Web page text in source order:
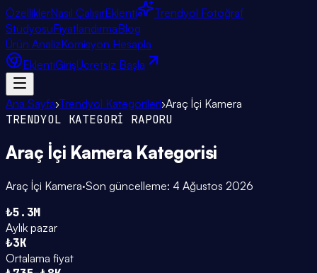
ÖzelliklerNasıl ÇalışırEklenti
Trendyol Fotoğraf
StüdyosuFiyatlandırmaBlog
Ürün AnalizKomisyon Hesapla
EklentiGirişÜcretsiz Başla
Ana Sayfa›Trendyol Kategorileri›Araç İçi Kamera
TRENDYOL KATEGORİ RAPORU
Araç İçi Kamera Kategorisi
Araç İçi Kamera·Son güncelleme: 4 Ağustos 2026
₺5.3M
Aylık pazar
₺3K
Ortalama fiyat